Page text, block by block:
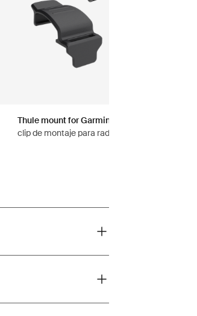
Thule mount for Garmin Varia™ rearview
clip de montaje para radares retrovisores Varia